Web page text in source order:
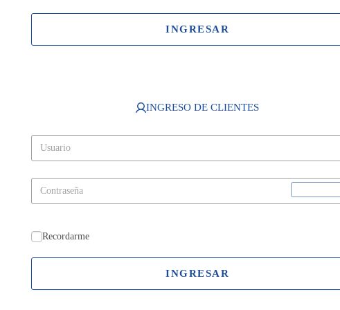
INGRESAR
INGRESO DE CLIENTES
Recordarme
INGRESAR